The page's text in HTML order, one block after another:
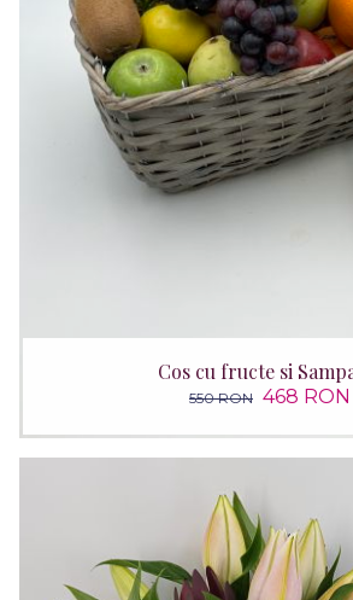
Cos cu fructe si
550 RON 468 RON